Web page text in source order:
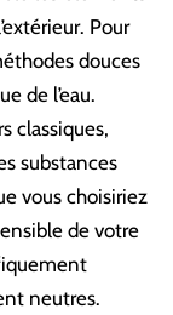
Pour
douces
de l’eau.
classiques,
substances
vous choisiriez
de votre
neutres.